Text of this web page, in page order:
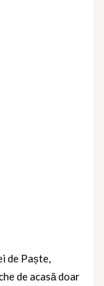
de Paște,
de acasă doar